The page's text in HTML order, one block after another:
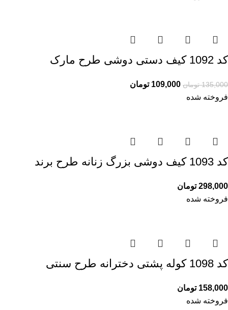
کد 1092 کیف دستی دوشی طرح مارک
135,000 تومان 109,000 تومان
فروخته شده
کد 1093 کیف دوشی بزرگ زنانه طرح برند
298,000 تومان
فروخته شده
کد 1098 کوله پشتی دخترانه طرح سنتی
158,000 تومان
فروخته شده